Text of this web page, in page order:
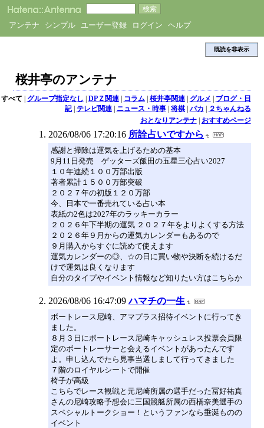
アンテナ シンプル ユーザー登録 ログイン ヘルプ
既読を非表示
桜井亭のアンテナ
すべて | グループ指定なし | DPＺ関連| コラム| 桜井亭関連| グルメ | ブログ・日
記| テレビ関連| ニュース・時事| 将棋| バカ | ２ちゃんねる
おとなりアンテナ| おすすめページ
2026/08/06 17:20:16 所詮占いですから
感謝と掃除は運気を上げるための基本
9月11日発売 ゲッターズ飯田の五星三心占い2027
１０年連続１００万部出版
著者累計１５００万部突破
２０２７年の初版１２０万部
今、日本で一番売れている占い本
表紙の2色は2027年のラッキーカラー
２０２６年下半期の運気 ２０２７年をよりよくする方法
２０２６年９月からの運気カレンダーもあるので
９月購入からすぐに読めて使えます
運気カレンダーの◎、☆の日に買い物や決断を続けるだ
けで運気は良くなります
自分のタイプやイベント情報など知りたい方はこちらか
2026/08/06 16:47:09 ハマチの一生
ボートレース尼崎、アマプラス招待イベントに行ってき
ました。
８月３日にボートレース尼崎キャッシュレス投票会員限
定のボートレーサーと会えるイベントがあったんです
よ。申し込んでたら見事当選しまして行ってきました
７階のロイヤルシートで開催
椅子が高級
こちらでレース観戦と元尼崎所属の選手だった冨好祐真
さんの尼崎攻略予想会に三国競艇所属の西橋奈美選手の
スペシャルトークショー！というファンなら垂涎ものの
イベント